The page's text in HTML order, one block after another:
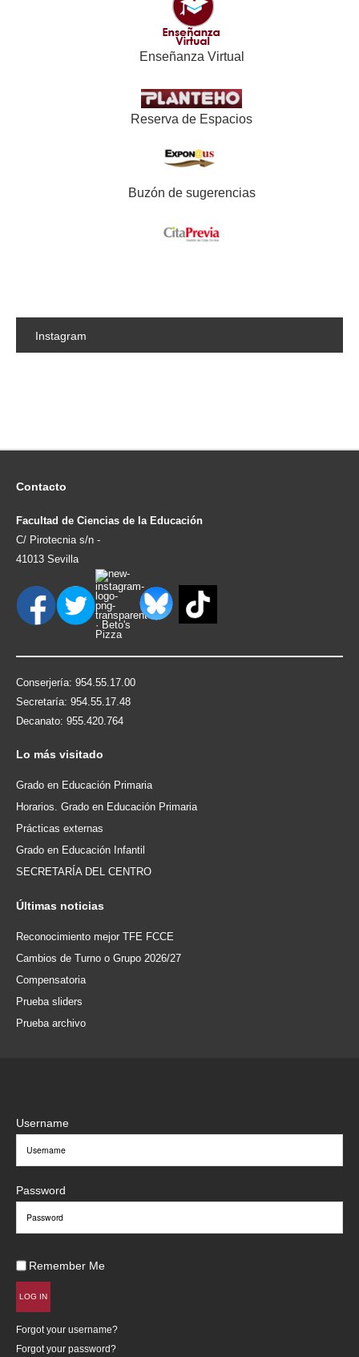
Enseñanza Virtual
Reserva de Espacios
Buzón de sugerencias
Instagram
Contacto
Facultad de Ciencias de la Educación
C/ Pirotecnia s/n -
41013 Sevilla
Conserjería: 954.55.17.00
Secretaría: 954.55.17.48
Decanato: 955.420.764
Lo más visitado
Grado en Educación Primaria
Horarios. Grado en Educación Primaria
Prácticas externas
Grado en Educación Infantil
SECRETARÍA DEL CENTRO
Últimas noticias
Reconocimiento mejor TFE FCCE
Cambios de Turno o Grupo 2026/27
Compensatoria
Prueba sliders
Prueba archivo
Username
Password
Remember Me
LOG IN
Forgot your username?
Forgot your password?